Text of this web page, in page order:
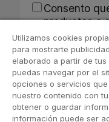
limitació,
consentiment i
de les dades,
dirigit a
Informació
política de
sol·licitar més
(veure oficines
Sin
nombre
Consento
productes o
qualsevol
electrònics,
meva relació
Utilizamos cookies
para mostrarte
elaborado a partir de
puedas navegar por el
opciones o servicios
nuestro contenido con
obtener o guardar
información puede ser